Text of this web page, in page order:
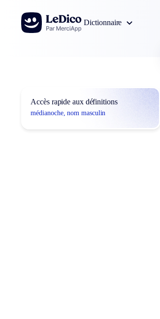
Aller au contenu
Dictionnaire
Accès rapide aux définitions
médianoche, nom masculin